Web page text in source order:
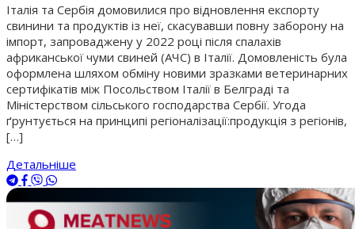
Італія та Сербія домовилися про відновлення експорту
свинини та продуктів із неї, скасувавши повну заборону на
імпорт, запроваджену у 2022 році після спалахів
африканської чуми свиней (АЧС) в Італії. Домовленість була
оформлена шляхом обміну новими зразками ветеринарних
сертифікатів між Посольством Італії в Белграді та
Міністерством сільського господарства Сербії. Угода
ґрунтується на принципі регіоналізації:продукція з регіонів,
[…]
Детальніше